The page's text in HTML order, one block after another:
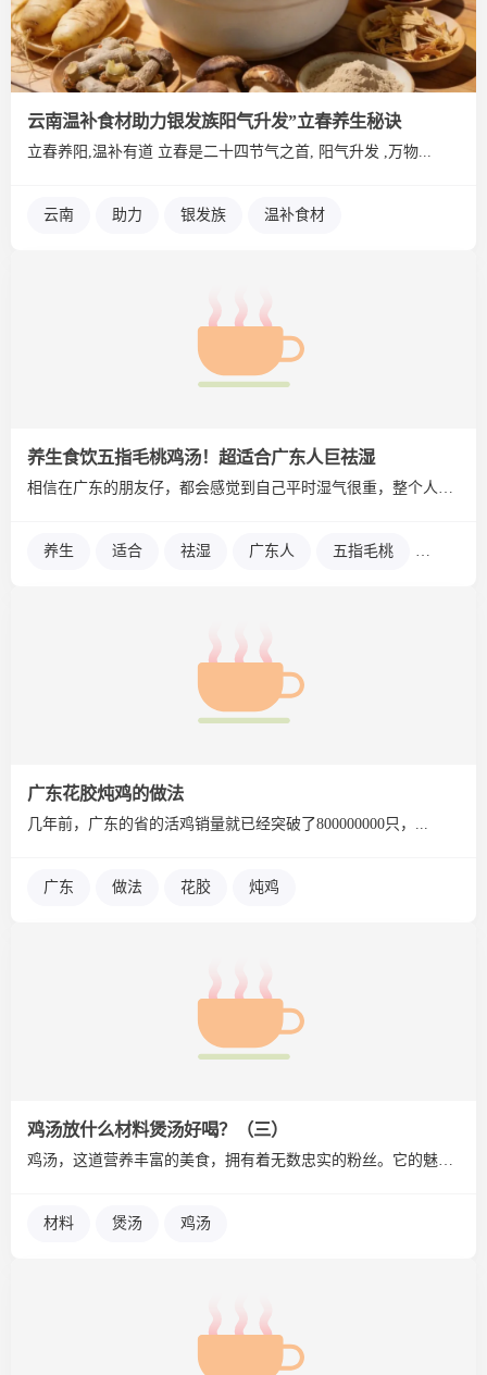
云南温补食材助力银发族阳气升发”立春养生秘诀
立春养阳,温补有道 立春是二十四节气之首, 阳气升发 ,万物...
云南 助力 银发族 温补食材
养生食饮五指毛桃鸡汤！超适合广东人巨祛湿
相信在广东的朋友仔，都会感觉到自己平时湿气很重，整个人的精神...
养生 适合 祛湿 广东人 五指毛桃
广东花胶炖鸡的做法
几年前，广东的省的活鸡销量就已经突破了800000000只，...
广东 做法 花胶 炖鸡
鸡汤放什么材料煲汤好喝？（三）
鸡汤，这道营养丰富的美食，拥有着无数忠实的粉丝。它的魅力不仅...
材料 煲汤 鸡汤